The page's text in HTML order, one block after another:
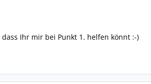
dass Ihr mir bei Punkt 1. helfen könnt :-)